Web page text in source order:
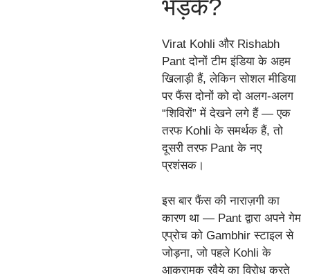
भड़के?
Virat Kohli और Rishabh
Pant दोनों टीम इंडिया के अहम
खिलाड़ी हैं, लेकिन सोशल मीडिया
पर फैंस दोनों को दो अलग-अलग
“शिविरों” में देखने लगे हैं — एक
तरफ Kohli के समर्थक हैं, तो
दूसरी तरफ Pant के नए
प्रशंसक।
इस बार फैंस की नाराज़गी का
कारण था — Pant द्वारा अपने गेम
एप्रोच को Gambhir स्टाइल से
जोड़ना, जो पहले Kohli के
आक्रामक रवैये का विरोध करते